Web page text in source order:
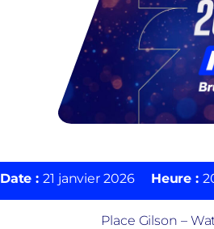
Date :21 janvier 2026 Heure :
Place Gilson –